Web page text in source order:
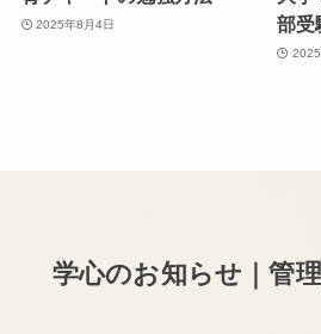
2025年8月4日
部受
学心のお知らせ｜管